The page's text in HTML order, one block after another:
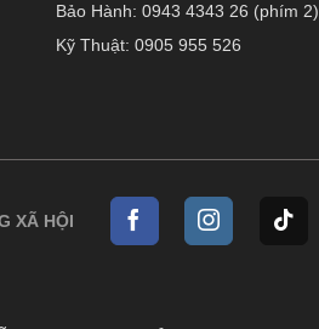
Bảo Hành:0943 4343 26 (phím 2)
Kỹ Thuật:0905 955 526
XÃ HỘI